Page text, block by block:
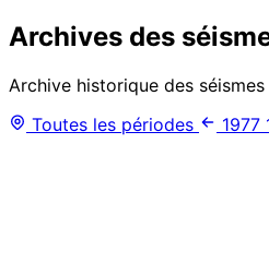
Archives des
Archive historique des
Toutes les périodes
1977